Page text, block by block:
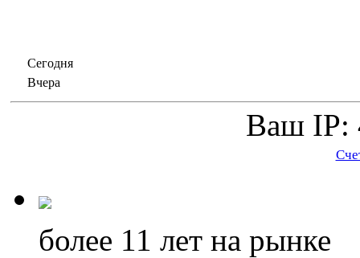
Сегодня
Вчера
Ваш IP:
более 11 лет на рынке